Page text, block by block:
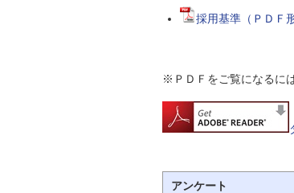
採用基準（ＰＤＦ
※ＰＤＦをご覧になるに
アンケート